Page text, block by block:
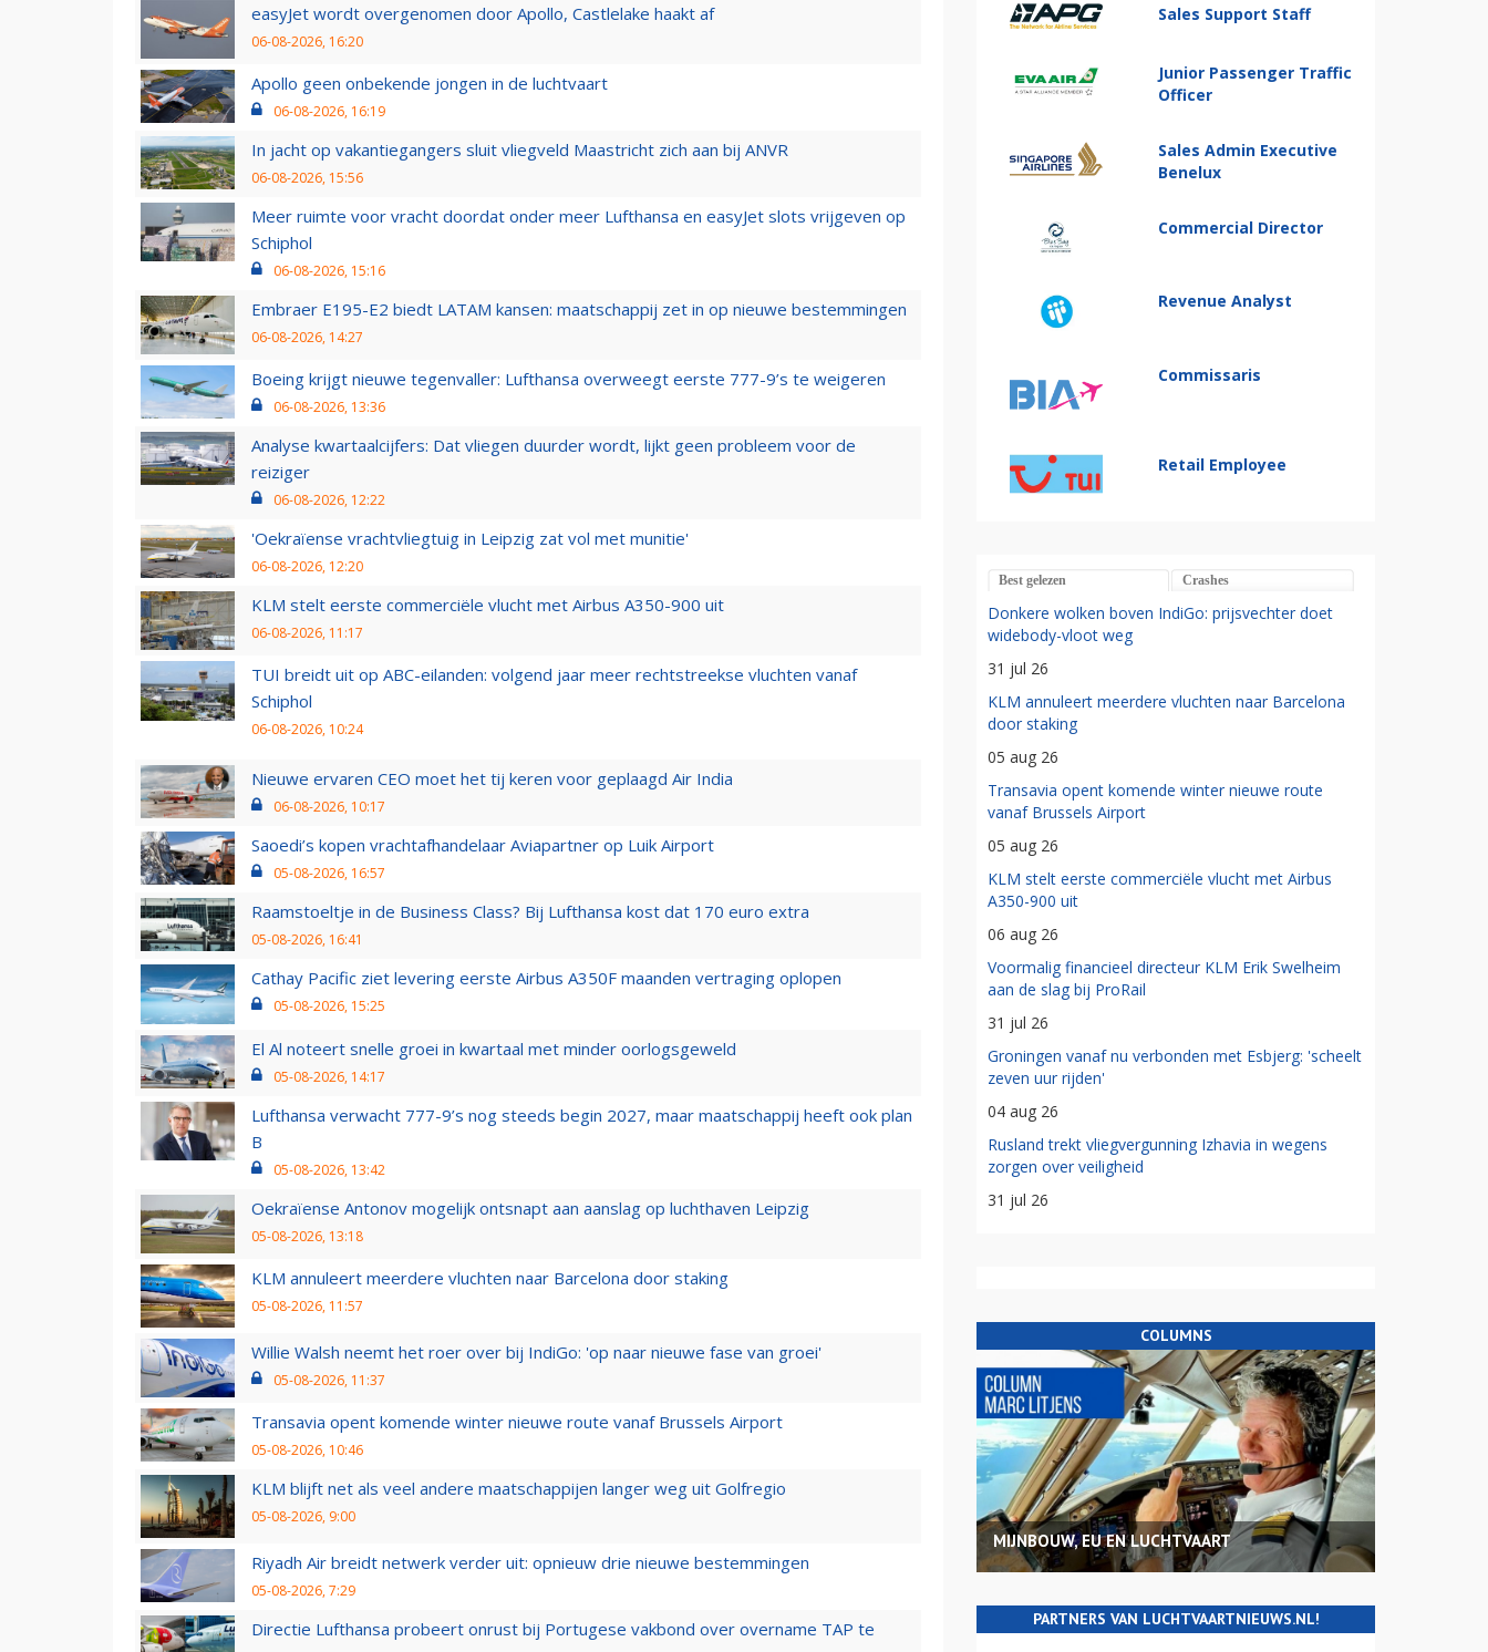
easyJet wordt overgenomen door Apollo, Castlelake haakt af
06-08-2026, 16:20
Apollo geen onbekende jongen in de luchtvaart
06-08-2026, 16:19
In jacht op vakantiegangers sluit vliegveld Maastricht zich aan bij ANVR
06-08-2026, 15:56
Meer ruimte voor vracht doordat onder meer Lufthansa en easyJet slots vrijgeven op
Schiphol
06-08-2026, 15:16
Embraer E195-E2 biedt LATAM kansen: maatschappij zet in op nieuwe bestemmingen
06-08-2026, 14:27
Boeing krijgt nieuwe tegenvaller: Lufthansa overweegt eerste 777-9’s te weigeren
06-08-2026, 13:36
Analyse kwartaalcijfers: Dat vliegen duurder wordt, lijkt geen probleem voor de
reiziger
06-08-2026, 12:22
'Oekraïense vrachtvliegtuig in Leipzig zat vol met munitie'
06-08-2026, 12:20
KLM stelt eerste commerciële vlucht met Airbus A350-900 uit
06-08-2026, 11:17
TUI breidt uit op ABC-eilanden: volgend jaar meer rechtstreekse vluchten vanaf
Schiphol
06-08-2026, 10:24
Nieuwe ervaren CEO moet het tij keren voor geplaagd Air India
06-08-2026, 10:17
Saoedi’s kopen vrachtafhandelaar Aviapartner op Luik Airport
05-08-2026, 16:57
Raamstoeltje in de Business Class? Bij Lufthansa kost dat 170 euro extra
05-08-2026, 16:41
Cathay Pacific ziet levering eerste Airbus A350F maanden vertraging oplopen
05-08-2026, 15:25
El Al noteert snelle groei in kwartaal met minder oorlogsgeweld
05-08-2026, 14:17
Lufthansa verwacht 777-9’s nog steeds begin 2027, maar maatschappij heeft ook plan
B
05-08-2026, 13:42
Oekraïense Antonov mogelijk ontsnapt aan aanslag op luchthaven Leipzig
05-08-2026, 13:18
KLM annuleert meerdere vluchten naar Barcelona door staking
05-08-2026, 11:57
Willie Walsh neemt het roer over bij IndiGo: 'op naar nieuwe fase van groei'
05-08-2026, 11:37
Transavia opent komende winter nieuwe route vanaf Brussels Airport
05-08-2026, 10:46
KLM blijft net als veel andere maatschappijen langer weg uit Golfregio
05-08-2026, 9:00
Riyadh Air breidt netwerk verder uit: opnieuw drie nieuwe bestemmingen
05-08-2026, 7:29
Directie Lufthansa probeert onrust bij Portugese vakbond over overname TAP te
Sales Support Staff
Junior Passenger Traffic
Officer
Sales Admin Executive
Benelux
Commercial Director
Revenue Analyst
Commissaris
Retail Employee
Best gelezen Crashes
Donkere wolken boven IndiGo: prijsvechter doet
widebody-vloot weg
31 jul 26
KLM annuleert meerdere vluchten naar Barcelona
door staking
05 aug 26
Transavia opent komende winter nieuwe route
vanaf Brussels Airport
05 aug 26
KLM stelt eerste commerciële vlucht met Airbus
A350-900 uit
06 aug 26
Voormalig financieel directeur KLM Erik Swelheim
aan de slag bij ProRail
31 jul 26
Groningen vanaf nu verbonden met Esbjerg: 'scheelt
zeven uur rijden'
04 aug 26
Rusland trekt vliegvergunning Izhavia in wegens
zorgen over veiligheid
31 jul 26
COLUMNS
MIJNBOUW, EU EN LUCHTVAART
PARTNERS VAN LUCHTVAARTNIEUWS.NL!